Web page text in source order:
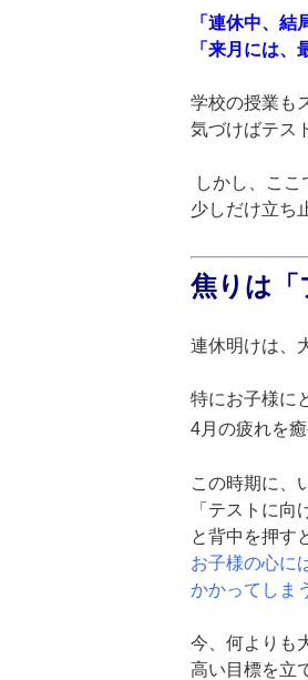
「連休中、
「来月には、
学校の授業も
気づけばテス
しかし、ここ
少しだけ立ち
焦りは「
連休明けは、
特にお子様に
4月の疲れを
この時期に、
「テストに向
と背中を押す
お子様の心に
かかってしま
今、何よりも
高い目標を立